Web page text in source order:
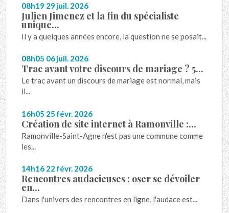
08h19 29 juil. 2026
Julien Jimenez et la fin du spécialiste
unique...
Il y a quelques années encore, la question ne se posait...
08h05 06juil. 2026
Trac avant votre discours de mariage ? 5...
Le trac avant un discours de mariage est normal, mais
il...
16h05 25 févr. 2026
Création de site internet à Ramonville :...
Ramonville-Saint-Agne n'est pas une commune comme
les...
14h16 22 févr. 2026
Rencontres audacieuses : oser se dévoiler
en...
Dans l'univers des rencontres en ligne, l'audace est...